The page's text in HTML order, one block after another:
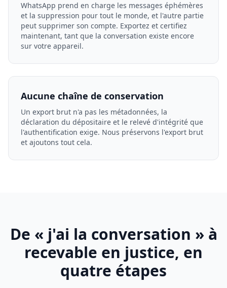
WhatsApp prend en charge les messages éphémères
et la suppression pour tout le monde, et l'autre partie
peut supprimer son compte. Exportez et certifiez
maintenant, tant que la conversation existe encore
sur votre appareil.
Aucune chaîne de conservation
Un export brut n'a pas les métadonnées, la
déclaration du dépositaire et le relevé d'intégrité que
l'authentification exige. Nous préservons l'export brut
et ajoutons tout cela.
De « j'ai la conversation » à
recevable en justice, en
quatre étapes